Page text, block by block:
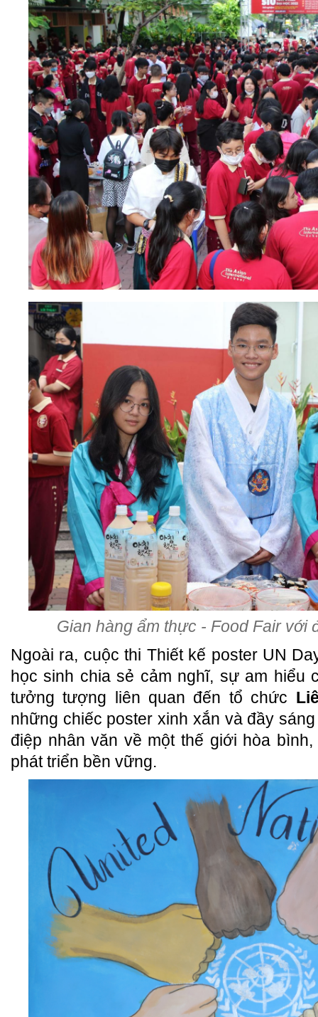
Gian hàng ẩm thực - Food Fair với
Ngoài ra, cuộc thi Thiết kế poster UN
học sinh chia sẻ cảm nghĩ, sự am hiểu
tưởng tượng liên quan đến tổ chức
những chiếc poster xinh xắn và đầy
điệp nhân văn về một thế giới hòa
phát triển bền vững.